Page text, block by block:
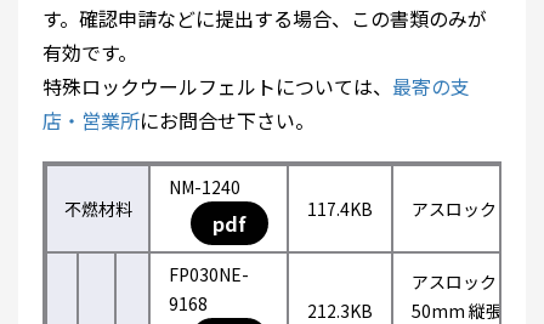
す。確認申請などに提出する場合、この書類のみが
有効です。
特殊ロックウールフェルトについては、 最寄の支
店・営業所にお問合せ下さい。
不燃材料
NM-1240
pdf 117.4KB アスロック
FP030NE-
9168
212.3KB
アスロック
50mm 縦張